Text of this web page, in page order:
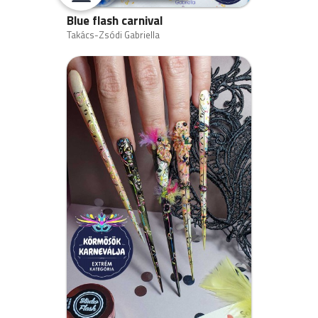
A versenymunkák beküldése: 2022. Január 24. – február
11. Péntek dél
Versenykiírás:
A verseny témája:Körmösök karneválja
A verseny típusa: Plakátfotó bajnokság
Verseny kategóriák:
Szalon (A megépített köröm teljes hossza max. a
körömágy duplája lehet)
Extrém (A megépített köröm teljes hossza min. a
körömágy háromszorosa)
A versenymunka:
A versenymunkaminimum 5 körömre készül. Az
elkészített körmök formája, anyaga nincs meghatározva.
Technikai felhasználási megkötés nincs, de természetesen
kizárólag műkörmös anyagok használhatók és a
választott körömforma legyen precízen felépített, jól
Blue flash carnival
Takács-Zsódi Gabriella